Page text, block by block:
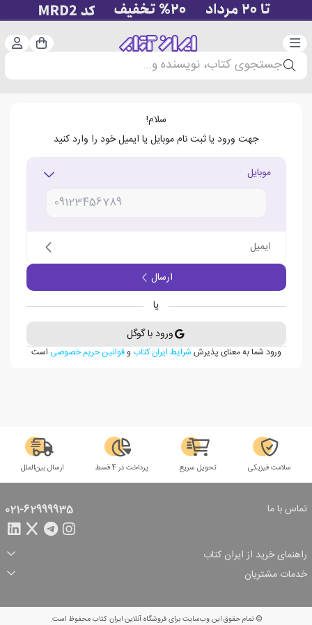
دسته‌بندی سبد
جستجوی کتاب، نویسنده و...
سلام!
جهت ورود یا ثبت نام موبایل یا ایمیل خود را وارد کنید
موبایل
ایمیل
ارسال
یا
ورود با گوگل
ورود شما به معنای پذیرش شرایط ایران کتاب وقوانین حریم خصوصی است
سلامت فیزیکی تحویل سریع پرداخت در 4 قسط ارسال بین‌الملل
تماس با ما 021-62999935
راهنمای خرید از ایران کتاب
ثبت سفارش
شرایط ارسال سفارش
شیوه پرداخت
تخفیف‌های خرید
خدمات مشتریان
© تمام حقوق این وب‌سایت برای فروشگاه آنلاین ایران کتاب محفوظ است.